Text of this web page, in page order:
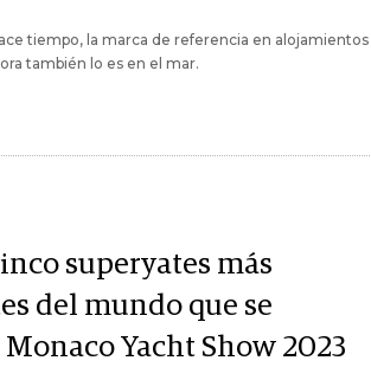
tiempo, la marca de referencia en alojamientos
también lo es en el mar.
superyates más
del mundo que se
Yacht Show 2023